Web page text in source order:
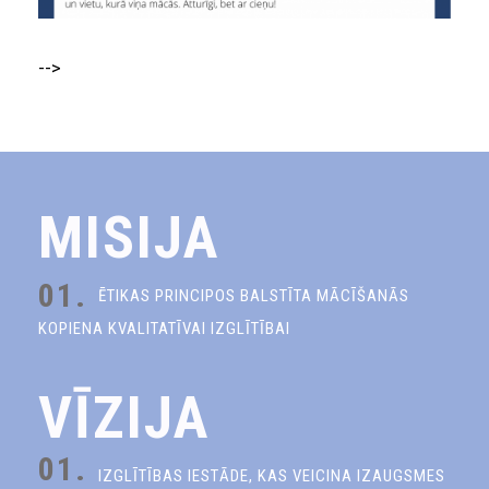
-->
MISIJA
01.
ĒTIKAS PRINCIPOS BALSTĪTA MĀCĪŠANĀS
KOPIENA KVALITATĪVAI IZGLĪTĪBAI
VĪZIJA
01.
IZGLĪTĪBAS IESTĀDE, KAS VEICINA IZAUGSMES